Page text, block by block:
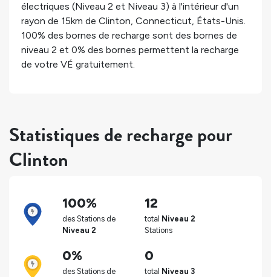
électriques (Niveau 2 et Niveau 3) à l'intérieur d'un
rayon de 15km de Clinton, Connecticut, États-Unis.
100% des bornes de recharge sont des bornes de
niveau 2 et 0% des bornes permettent la recharge
de votre VÉ gratuitement.
Statistiques de recharge pour
Clinton
100%
des Stations de
Niveau 2
12
total Niveau 2
Stations
0%
des Stations de
0
total Niveau 3